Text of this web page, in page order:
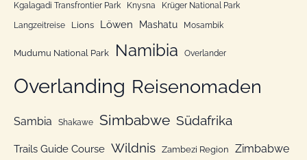
Kgalagadi Transfrontier Park Knysna Krüger National Park
Langzeitreise Lions Löwen Mashatu Mosambik
Mudumu National Park Namibia Overlander
Overlanding Reisenomaden
Sambia Shakawe Simbabwe Südafrika
Trails Guide Course Wildnis Zambezi Region Zimbabwe